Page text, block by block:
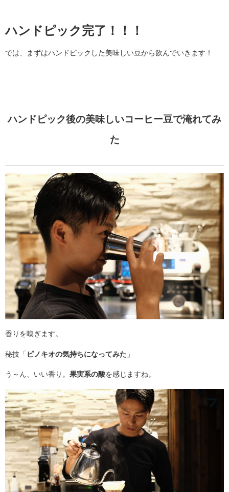
ハンドピック完了！！！
では、まずはハンドピックした美味しい豆から飲んでいきます！
ハンドピック後の美味しいコーヒー豆で淹れてみ
た
香りを嗅ぎます。
秘技「ピノキオの気持ちになってみた 」
う～ん、いい香り。 果実系の酸を感じますね。